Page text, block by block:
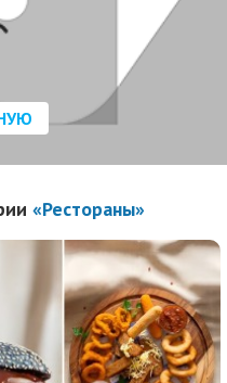
«Рестораны»